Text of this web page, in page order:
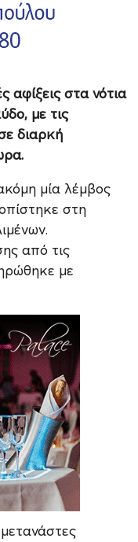
αφίξεις στα νότια
με τις
διαρκή
μία λέμβος
στη
από τις
με